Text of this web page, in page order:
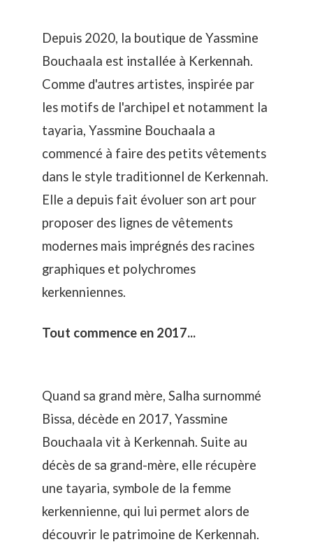
Depuis 2020, la boutique de Yassmine
Bouchaala est installée à Kerkennah.
Comme d'autres artistes, inspirée par
les motifs de l'archipel et notamment la
tayaria, Yassmine Bouchaala a
commencé à faire des petits vêtements
dans le style traditionnel de Kerkennah.
Elle a depuis fait évoluer son art pour
proposer des lignes de vêtements
modernes mais imprégnés des racines
graphiques et polychromes
kerkenniennes.
Tout commence en 2017...
Quand sa grand mère, Salha surnommé
Bissa, décède en 2017, Yassmine
Bouchaala vit à Kerkennah. Suite au
décès de sa grand-mère, elle récupère
une tayaria, symbole de la femme
kerkennienne, qui lui permet alors de
découvrir le patrimoine de Kerkennah.